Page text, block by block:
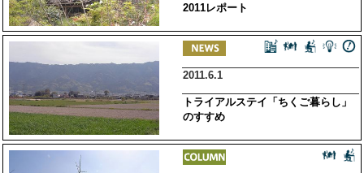
2011レポート
2011.6.1
トライアルステイ「ちくご暮らし」
のすすめ